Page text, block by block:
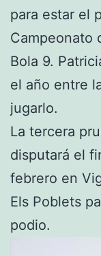
para estar el
Campeonato
Bola 9.
el año entre
jugarlo.
La tercera
disputará el
febrero en
Els Poblets
podio.